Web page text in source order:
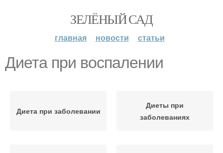
ЗЕЛЁНЫЙ САД
главная новости статьи
Диета при воспалении
Диета при заболевании
Диеты при
заболеваниях